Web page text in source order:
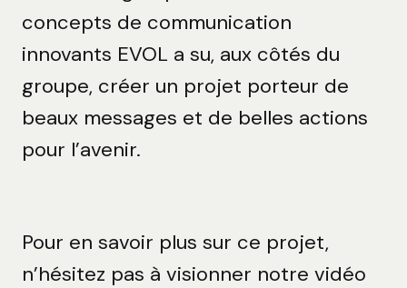
concepts de communication
innovants EVOL a su, aux côtés du
groupe, créer un projet porteur de
beaux messages et de belles actions
pour l’avenir.
Pour en savoir plus sur ce projet,
n’hésitez pas à visionner notre vidéo